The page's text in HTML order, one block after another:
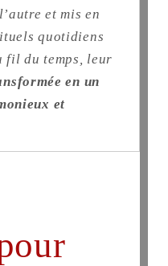
et mis en
quotidiens
fil du temps, leur
en un
et